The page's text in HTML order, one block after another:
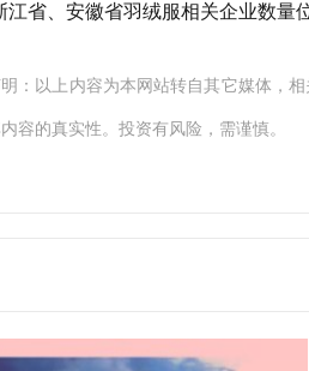
江省、安徽省羽绒服相关企业数量
：以上内容为本网站转自其它媒体，
容的真实性。投资有风险，需谨慎。